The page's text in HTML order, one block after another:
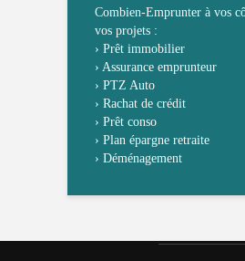
Combien-Emprunter à vos
vos projets :
› Prêt immobilier
› Assurance emprunteur
› PTZ Auto
› Rachat de crédit
› Prêt conso
› Plan épargne retraite
› Déménagement